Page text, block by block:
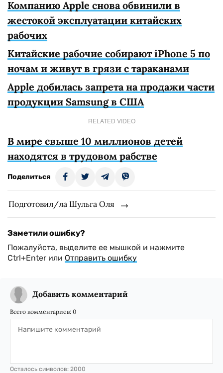
Компанию Apple снова обвинили в
жестокой эксплуатации китайских
рабочих
Китайские рабочие собирают iPhone 5 по
ночам и живут в грязи с тараканами
Apple добилась запрета на продажи части
продукции Samsung в США
RELATED VIDEO
В мире свыше 10 миллионов детей
находятся в трудовом рабстве
Поделиться
Подготовил/ла Шульга Оля
Заметили ошибку?
Пожалуйста, выделите ее мышкой и нажмите
Ctrl+Enter или Отправить ошибку
Добавить комментарий
Всего комментариев: 0
Осталось символов: 2000